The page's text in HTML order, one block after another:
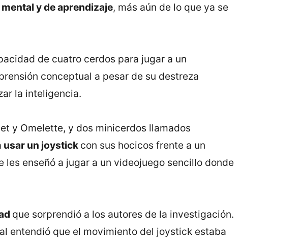
y de aprendizaje, más aún de lo que ya se
de cuatro cerdos para jugar a un
conceptual a pesar de su destreza
la inteligencia.
y Omelette, y dos minicerdos llamados
usar un joystick con sus hocicos frente a un
enseñó a jugar a un videojuego sencillo donde
que sorprendió a los autores de la investigación.
entendió que el movimiento del joystick estaba